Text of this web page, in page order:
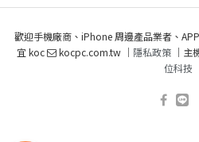
歡迎手機廠商、iPhone 周邊產品業者、
宜 koc
kocpc.com.tw ｜ 隱私政策｜主
位科技